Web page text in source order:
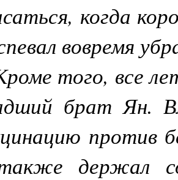
когда
вовремя
того, все
брат Ян.
против
держал